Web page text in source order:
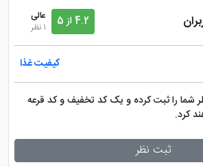
خدمات خشک شویی (لاندری)
نزدیک به ایستگاه مترو
4.2 از 5
عالی
1 نظر
کیفیت غذا
شما را ثبت کرده و یک کد تخفیف و کد قرعه
کرد.
ثبت نظر